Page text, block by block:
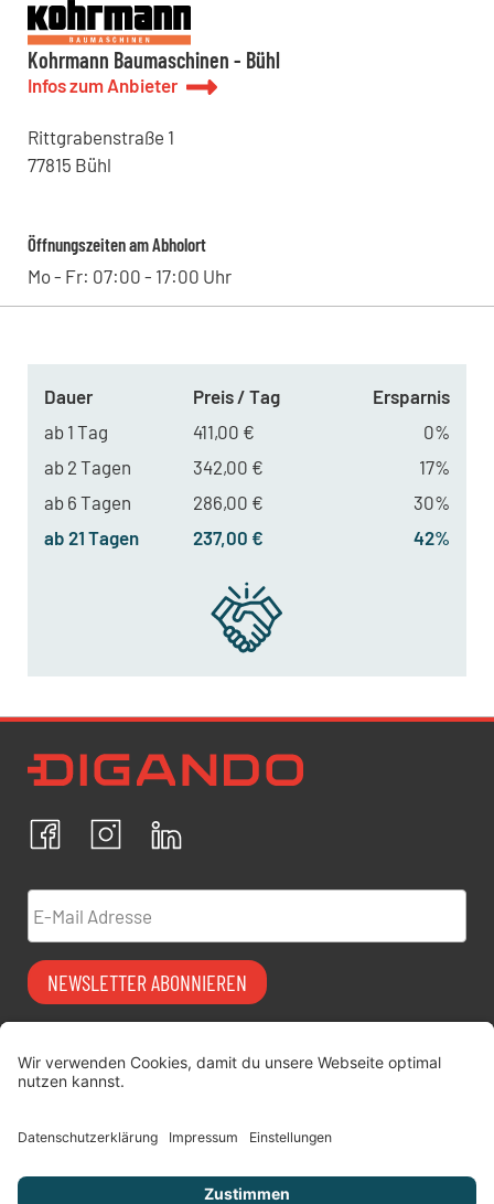
Kohrmann Baumaschinen - Bühl
Infos zum Anbieter
Rittgrabenstraße 1
77815 Bühl
Öffnungszeiten am Abholort
Mo - Fr: 07:00 - 17:00 Uhr
Dauer Preis / Tag
Ersparnis
ab 1 Tag
411,00 €
0%
ab 2 Tagen
342,00 €
17%
ab 6 Tagen
286,00 €
30%
ab 21 Tagen
237,00 € 42%
FacebookInstagram
Ich bestätige, dass ich die
Datenschutzrichtlinien
personenbezogenen Daten einverstanden.
E-Mail Adresse
NEWSLETTER ABONNIEREN
Vermiet-Partner
digitimes | blog
Über uns
FAQ
Datenschutz
AGB